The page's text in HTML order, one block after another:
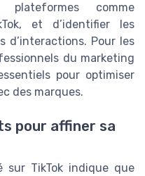
comme
et d’identifier les
d’interactions. Pour les
du marketing
pour optimiser
des marques.
pour affiner sa
sur TikTok indique que